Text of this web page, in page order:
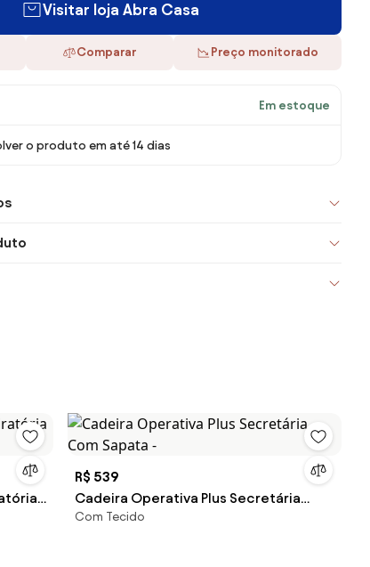
Visitar loja Abra Casa
Comparar Preço monitorado
Em estoque
o produto em até 14 dias
R$ 539
Cadeira Operativa Plus Secretária
Com Sapata -
Com Tecido